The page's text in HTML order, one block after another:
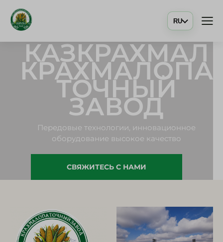
КАЗКРАХМАЛ
КРАХМАЛОПА
ТОЧНЫЙ
ЗАВОД
Передовые технологии, инновационное
оборудование высокое качество
СВЯЖИТЕСЬ С НАМИ
RU